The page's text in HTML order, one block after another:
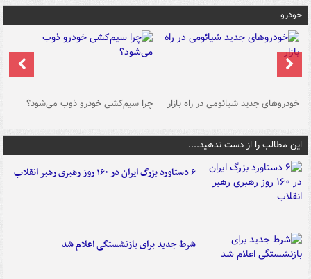
خودرو
خودروهای جدید شیائومی در راه بازار چرا سیم‌کشی خودرو ذوب می‌شود؟
این مطالب را از دست ندهید....
۶ دستاورد بزرگ ایران در ۱۶۰ روز رهبری رهبر انقلاب
شرط جدید برای بازنشستگی اعلام شد